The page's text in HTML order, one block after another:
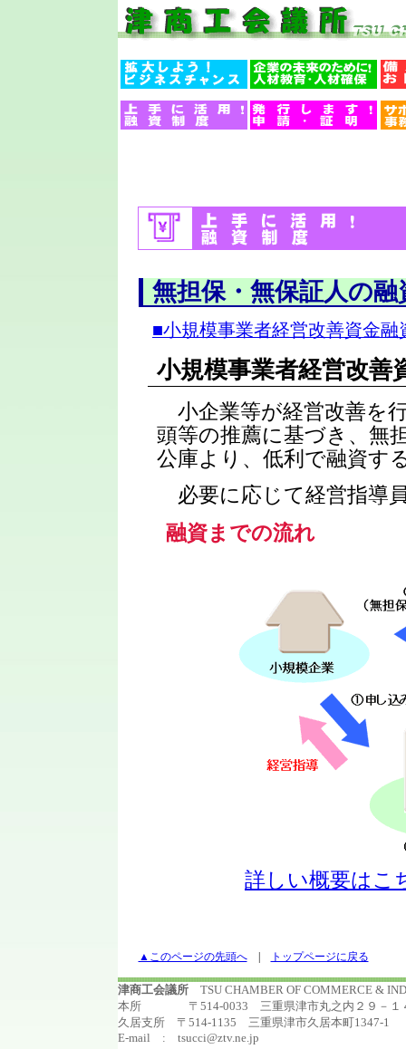
無担保・無保証人の
■小規模事業者経営改善資金融
小規模事業者経営改善
小企業等が経営改善を
頭等の推薦に基づき、無
公庫より、低利で融資す
必要に応じて経営指導
融資までの流れ
詳しい概要はこ
▲このページの先頭へ| トップページに戻る
津商工会議所 TSU CHAMBER OF COMMERCE &
本所 〒514-0033 三重県津市丸之内２９－
久居支所 〒514-1135 三重県津市久居本町1347-
E-mail : tsucci@ztv.ne.jp